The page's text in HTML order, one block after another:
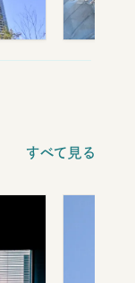
すべて見る